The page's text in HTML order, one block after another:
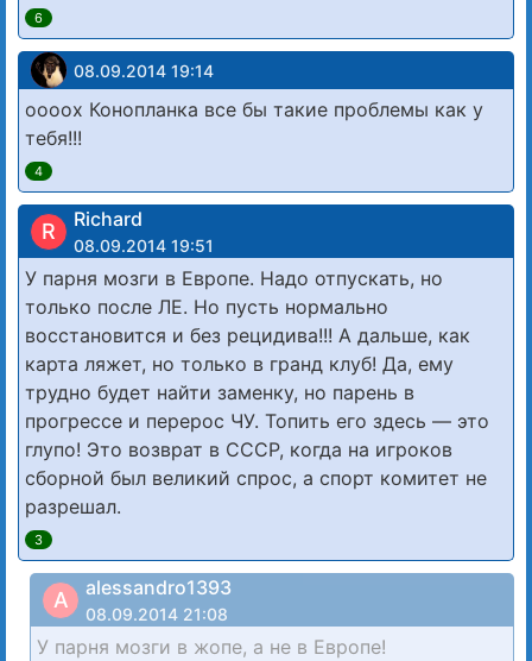
6
08.09.2014 19:14
оооох Конопланка все бы такие проблемы как у
тебя!!!
4
R Richard
08.09.2014 19:51
У парня мозги в Европе. Надо отпускать, но
только после ЛЕ. Но пусть нормально
восстановится и без рецидива!!! А дальше, как
карта ляжет, но только в гранд клуб! Да, ему
трудно будет найти заменку, но парень в
прогрессе и перерос ЧУ. Топить его здесь — это
глупо! Это возврат в СССР, когда на игроков
сборной был великий спрос, а спорт комитет не
разрешал.
3
A alessandro1393
08.09.2014 21:08
У парня мозги в жопе, а не в Европе!